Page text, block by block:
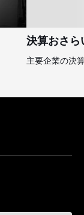
決算おさら
主要企業の決